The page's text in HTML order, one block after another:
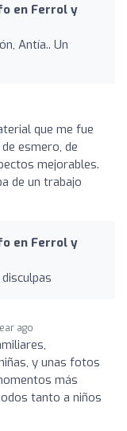
en Ferrol y
Antía.. Un
que me fue
esmero, de
mejorables.
de un trabajo
en Ferrol y
ago
y unas fotos
más
tanto a niños